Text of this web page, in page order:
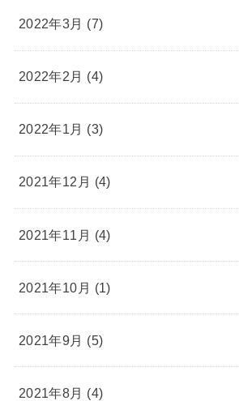
2022年3月 (7)
2022年2月 (4)
2022年1月 (3)
2021年12月 (4)
2021年11月 (4)
2021年10月 (1)
2021年9月 (5)
2021年8月 (4)